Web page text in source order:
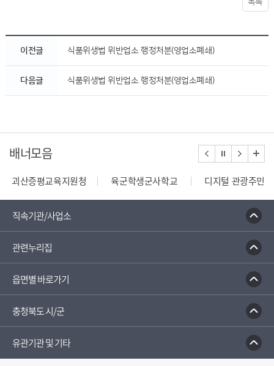
이전글 식품위생법 위반업소 행정처분(영업소폐쇄)
다음글 식품위생법 위반업소 행정처분(영업소폐쇄)
배너모음
괴산증평교육지원청 육군학생군사학교
디지털 관광주민증
직속기관/사업소
관련누리집
읍면별 바로가기
충청북도 시/군
유관기관 및 기타